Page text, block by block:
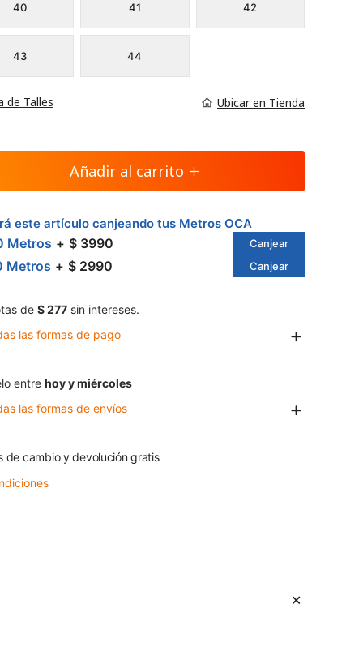
40 41 42
43 44
de Talles Ubicar en Tienda
Añadir al carrito
este artículo canjeando tus Metros OCA
Metros $ 3990 Canjear
Metros $ 2990 Canjear
de $ 277 sin intereses.
las formas de pago
entre hoy y miércoles
las formas de envíos
de cambio y devolución gratis